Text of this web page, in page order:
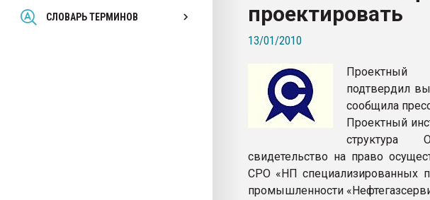
СЛОВАРЬ ТЕРМИНОВ
Всё, что касается выдува ПЭТ
бутылок
ПЕРЕЙТИ НА ФОРУМ
проектировать
13/01/2010
Проектный
подтвердил
сообщила
Проектный
структура
свидетельство на право
СРО «НП специализированных
промышленности